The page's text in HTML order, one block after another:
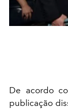
De acordo
publicação